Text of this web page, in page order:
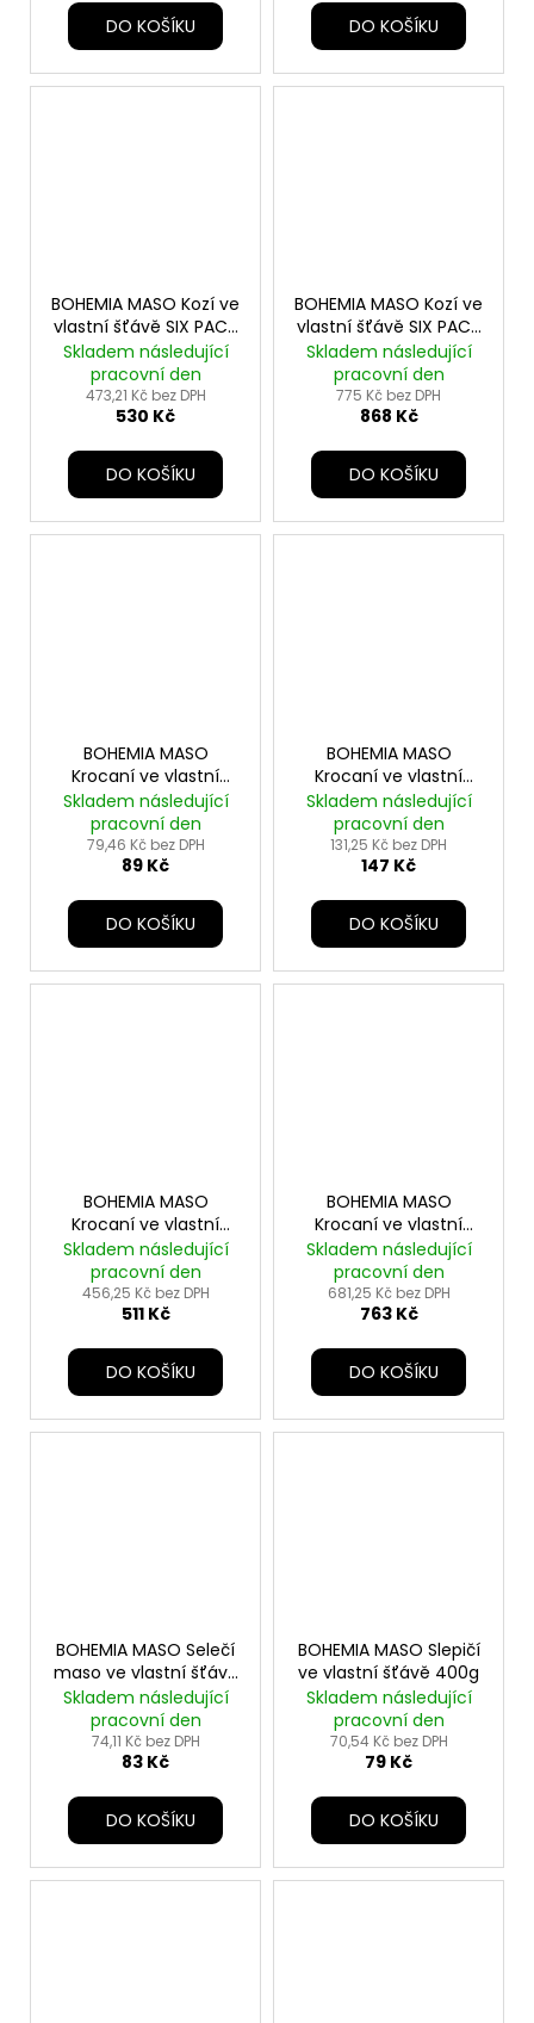
DO KOŠÍKU DO KOŠÍKU
BOHEMIA MASO Kozí ve
vlastní šťávě SIX PACK
6x400g
Skladem následující
pracovní den
473,21 Kč bez DPH
530 Kč
DO KOŠÍKU
BOHEMIA MASO Kozí ve
vlastní šťávě SIX PACK
6x800g
Skladem následující
pracovní den
775 Kč bez DPH
868 Kč
DO KOŠÍKU
BOHEMIA MASO
Krocaní ve vlastní
šťávě 400g
Skladem následující
pracovní den
79,46 Kč bez DPH
89 Kč
DO KOŠÍKU
BOHEMIA MASO
Krocaní ve vlastní
šťávě 800g
Skladem následující
pracovní den
131,25 Kč bez DPH
147 Kč
DO KOŠÍKU
BOHEMIA MASO
Krocaní ve vlastní
šťávě SIX PACK
6x400g
Skladem následující
pracovní den
456,25 Kč bez DPH
511 Kč
DO KOŠÍKU
BOHEMIA MASO
Krocaní ve vlastní
šťávě SIX PACK 6x800g
Skladem následující
pracovní den
681,25 Kč bez DPH
763 Kč
DO KOŠÍKU
BOHEMIA MASO Selečí
maso ve vlastní šťávě
400g
Skladem následující
pracovní den
74,11 Kč bez DPH
83 Kč
DO KOŠÍKU
BOHEMIA MASO Slepičí
ve vlastní šťávě 400g
Skladem následující
pracovní den
70,54 Kč bez DPH
79 Kč
DO KOŠÍKU